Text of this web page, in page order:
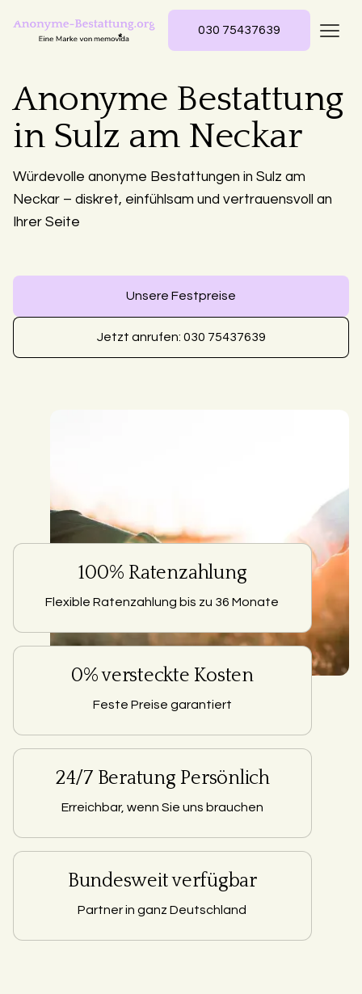
030 75437639
Anonyme Bestattung
in Sulz am Neckar
Würdevolle anonyme Bestattungen in Sulz am
Neckar – diskret, einfühlsam und vertrauensvoll an
Ihrer Seite
Unsere Festpreise
Jetzt anrufen: 030 75437639
100% Ratenzahlung
Flexible Ratenzahlung bis zu 36 Monate
0% versteckte Kosten
Feste Preise garantiert
24/7 Beratung Persönlich
Erreichbar, wenn Sie uns brauchen
Bundesweit verfügbar
Partner in ganz Deutschland